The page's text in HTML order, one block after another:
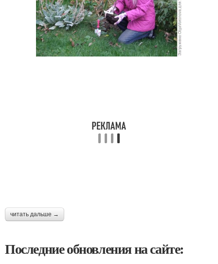
читать дальше →
Последние обновления на сайте: